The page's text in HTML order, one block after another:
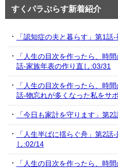
すくパラぷらす新着紹介
「認知症の夫と暮らす」第1話
「人生の目次を作ったら、時
話-家族年表の作り直し:03/31
「人生の目次を作ったら、時
話-物忘れが多くなった私をサ
「今日も家計を守ります」第
「人生半ばに揺らぐ舟」第2
し:02/14
「人生の目次を作ったら、時